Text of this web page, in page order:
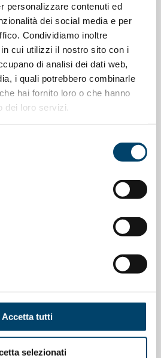
personalizzare contenuti ed
dei social media e per
Condividiamo inoltre
cui utilizzi il nostro sito con i
di analisi dei dati web,
i quali potrebbero combinarle
hai fornito loro o che hanno
dei loro servizi.
Accetta tutti
selezionati
PER IL SISTEMA SANITARIO